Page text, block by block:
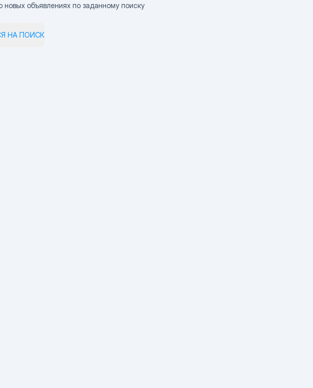
новых объявлениях по заданному поиску
НА ПОИСК